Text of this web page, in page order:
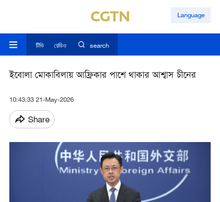
Language
টিভি রেডিও search
ইবোলা মোকাবিলায় আফ্রিকার পাশে থাকার আশ্বাস চীনের
10:43:33 21-May-2026
Share